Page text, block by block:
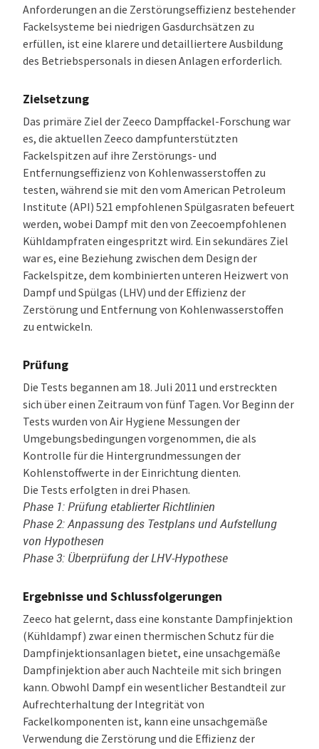
Anforderungen an die Zerstörungseffizienz bestehender
Fackelsysteme bei niedrigen Gasdurchsätzen zu
erfüllen, ist eine klarere und detailliertere Ausbildung
des Betriebspersonals in diesen Anlagen erforderlich.
Zielsetzung
Das primäre Ziel der Zeeco Dampffackel-Forschung war
es, die aktuellen Zeeco dampfunterstützten
Fackelspitzen auf ihre Zerstörungs- und
Entfernungseffizienz von Kohlenwasserstoffen zu
testen, während sie mit den vom American Petroleum
Institute (API) 521 empfohlenen Spülgasraten befeuert
werden, wobei Dampf mit den von Zeecoempfohlenen
Kühldampfraten eingespritzt wird. Ein sekundäres Ziel
war es, eine Beziehung zwischen dem Design der
Fackelspitze, dem kombinierten unteren Heizwert von
Dampf und Spülgas (LHV) und der Effizienz der
Zerstörung und Entfernung von Kohlenwasserstoffen
zu entwickeln.
Prüfung
Die Tests begannen am 18. Juli 2011 und erstreckten
sich über einen Zeitraum von fünf Tagen. Vor Beginn der
Tests wurden von Air Hygiene Messungen der
Umgebungsbedingungen vorgenommen, die als
Kontrolle für die Hintergrundmessungen der
Kohlenstoffwerte in der Einrichtung dienten.
Die Tests erfolgten in drei Phasen.
Phase 1: Prüfung etablierter Richtlinien
Phase 2: Anpassung des Testplans und Aufstellung
von Hypothesen
Phase 3: Überprüfung der LHV-Hypothese
Ergebnisse und Schlussfolgerungen
Zeeco hat gelernt, dass eine konstante Dampfinjektion
(Kühldampf) zwar einen thermischen Schutz für die
Dampfinjektionsanlagen bietet, eine unsachgemäße
Dampfinjektion aber auch Nachteile mit sich bringen
kann. Obwohl Dampf ein wesentlicher Bestandteil zur
Aufrechterhaltung der Integrität von
Fackelkomponenten ist, kann eine unsachgemäße
Verwendung die Zerstörung und die Effizienz der